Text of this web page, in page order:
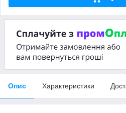
Опис Характеристики